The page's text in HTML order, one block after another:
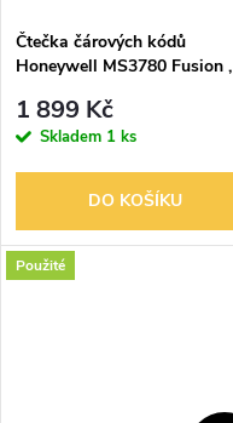
Čtečka čárových kódů
Honeywell MS3780 Fusion ,
1 899 Kč
Skladem 1 ks
DO KOŠÍKU
Použité